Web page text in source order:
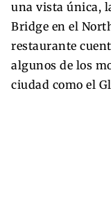
una vista única,
Bridge en el
restaurante
algunos de los
ciudad como el